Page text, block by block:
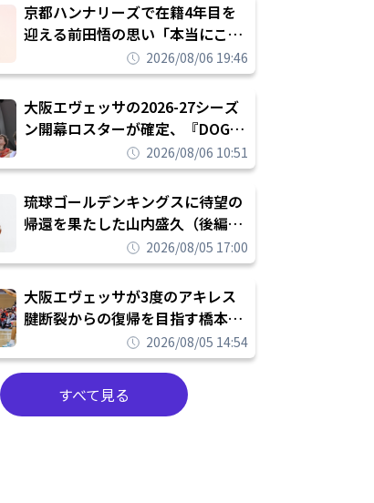
京都ハンナリーズで在籍4年目を
迎える前田悟の思い「本当にこの
チームで勝ちたい、負けたまま舐
められたまま終わりたくない」
2026/08/06 19:46
大阪エヴェッサの2026-27シーズ
ン開幕ロスターが確定、『DOG
FIGHT』のチームカルチャーを推
し進めて結果を求めるシーズンへ
2026/08/06 10:51
琉球ゴールデンキングスに待望の
帰還を果たした山内盛久（後編）
「1人のウチナーンチュとしてみ
んなが誇りに思えるチームにして
いく」
2026/08/05 17:00
大阪エヴェッサが3度のアキレス
腱断裂からの復帰を目指す橋本拓
哉と契約を締結「もう一度コート
に立ちたい」
2026/08/05 14:54
すべて見る